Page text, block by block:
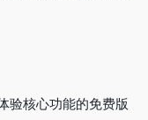
验核心功能的免费版